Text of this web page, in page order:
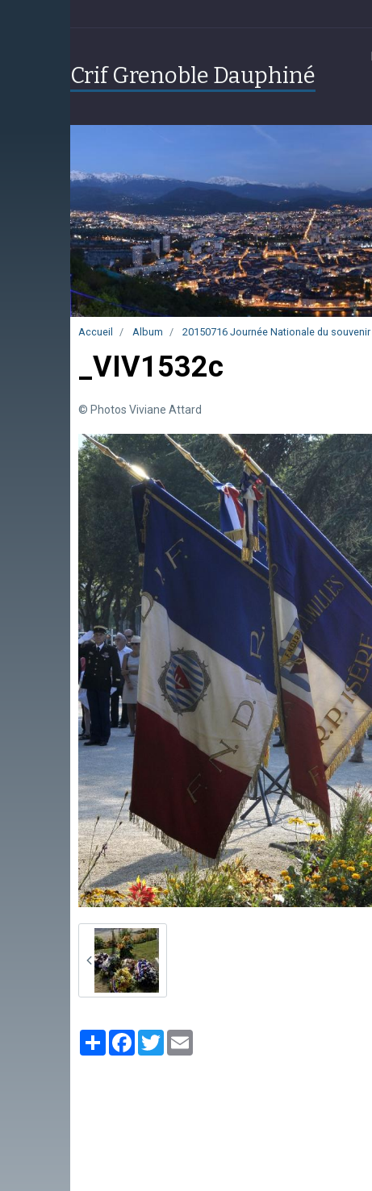
Crif Grenoble Dauphiné
Accueil Album 20150716 Journée Nationale du souvenir
_VIV1532c
© Photos Viviane Attard
PartagerFacebook
Twitter